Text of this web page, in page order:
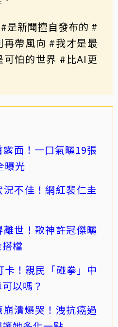
是新聞擅自發布的 #
帶風向 #我才是最
怕的世界 #比AI更
面！一口氣曬19張
曝光
不佳！網紅裴仁圭
世！歌神許冠傑曬
檔
卡！親民「碰拳」中
以嗎？
潰爆哭！洩抗癌過